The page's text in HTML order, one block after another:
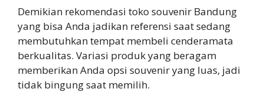
Demikian rekomendasi toko souvenir Bandung
yang bisa Anda jadikan referensi saat sedang
membutuhkan tempat membeli cenderamata
berkualitas. Variasi produk yang beragam
memberikan Anda opsi souvenir yang luas, jadi
tidak bingung saat memilih.